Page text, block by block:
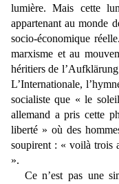
lumière. Mais cette
appartenant au monde
socio-économique
marxisme et au
héritiers de
L’Internationale,
socialiste que « le
allemand a pris cette
liberté » où des
soupirent : « voilà trois
».
Ce n’est pas une